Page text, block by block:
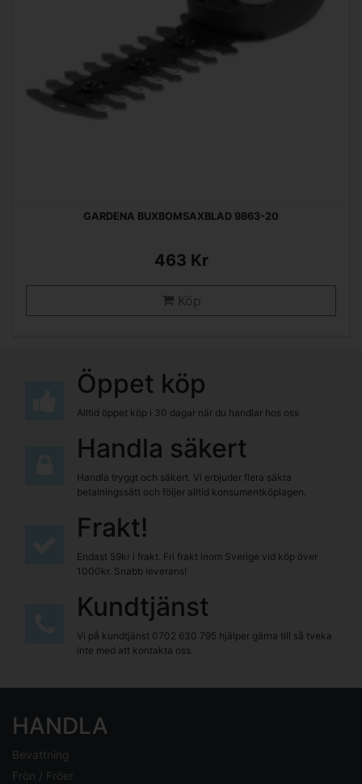
GARDENA BUXBOMSAXBLAD 9863-20
463 Kr
Köp
Öppet köp
Alltid öppet köp i 30 dagar när du handlar hos oss
Handla säkert
Handla tryggt och säkert. Vi erbjuder flera säkra
betalningssätt och följer alltid konsumentköplagen.
Frakt!
Endast 59kr i frakt. Fri frakt inom Sverige vid köp över
1000kr. Snabb leverans!
Kundtjänst
Vi på kundtjänst 0702 630 795 hjälper gärna till så tveka
inte med att kontakta oss.
HANDLA
Bevattning
Frön / Fröer